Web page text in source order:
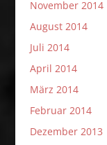
November 2014
August 2014
Juli 2014
April 2014
März 2014
Februar 2014
Dezember 2013